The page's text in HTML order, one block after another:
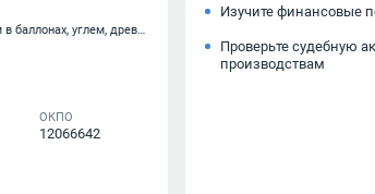
47.78.6 — Торговля розничная бытовым жидким котельным топливом, газом в баллонах, углем, древесным топливом, топливным торфом в специализированных магазинах
ОКПО
12066642
Изучите финансовые
Проверьте судебную
производствам